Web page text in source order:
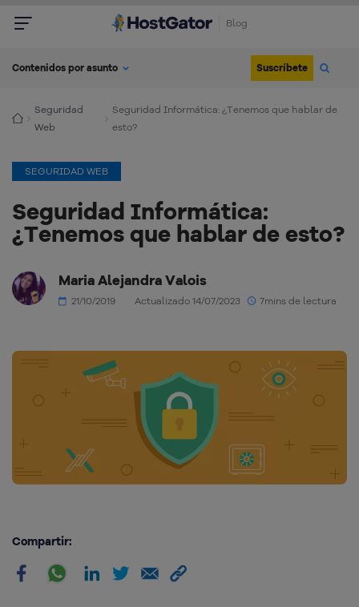
Blog
Contenidos por asunto Suscríbete
Seguridad
Web
Seguridad Informática: ¿Tenemos que hablar de
esto?
SEGURIDAD WEB
Seguridad Informática:
¿Tenemos que hablar de esto?
Maria Alejandra Valois
21/10/2019 Actualizado 14/07/2023 7mins de lectura
Compartir: